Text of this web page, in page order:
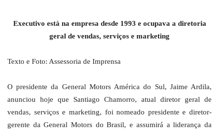
Executivo está na empresa desde 1993 e ocupava a diretoria
geral de vendas, serviços e marketing
Texto e Foto: Assessoria de Imprensa
O presidente da General Motors América do Sul, Jaime Ardila,
anunciou hoje que Santiago Chamorro, atual diretor geral de
vendas, serviços e marketing, foi nomeado presidente e diretor-
gerente da General Motors do Brasil, e assumirá a liderança da